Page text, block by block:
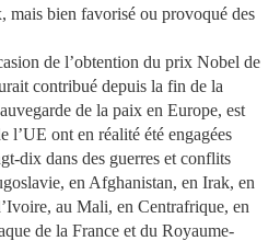
mais bien favorisé ou provoqué des
de l’obtention du prix Nobel de
contribué depuis la fin de la
de la paix en Europe, est
l’UE ont en réalité été engagées
dix dans des guerres et conflits
en Afghanistan, en Irak, en
au Mali, en Centrafrique, en
de la France et du Royaume-